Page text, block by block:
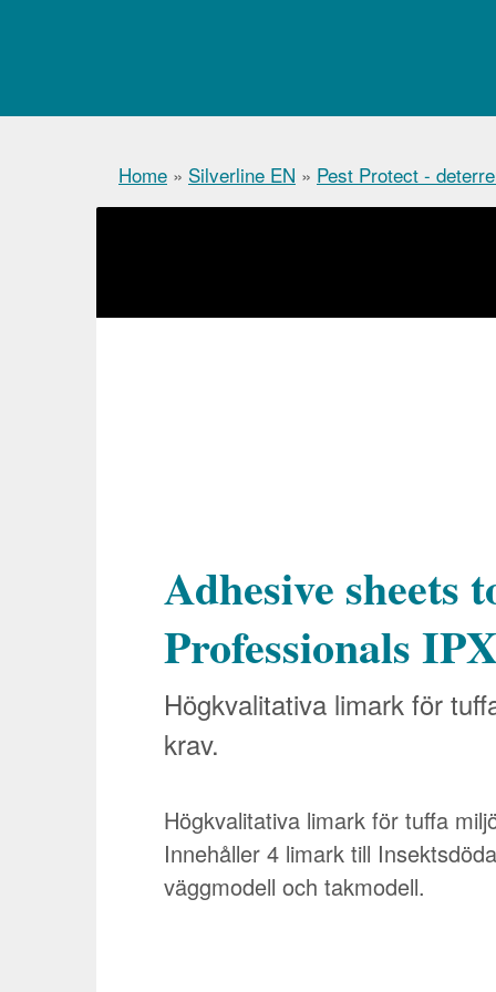
Home » Silverline EN » Pest Protect -
Adhesive sheets
Professionals
Högkvalitativa limark för
krav.
Högkvalitativa limark för tuffa
Innehåller 4 limark till
väggmodell och takmodell.